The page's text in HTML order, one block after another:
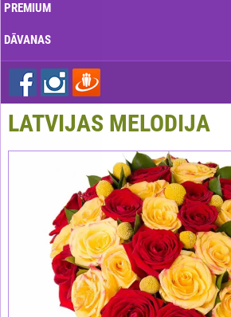
PREMIUM
DĀVANAS
LATVIJAS MELODIJA